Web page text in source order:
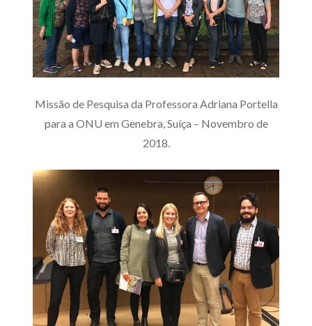
Missão de Pesquisa da Professora Adriana Portella
para a ONU em Genebra, Suíça – Novembro de
2018.